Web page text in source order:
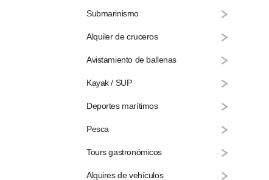
Submarinismo
Alquiler de cruceros
Avistamiento de ballenas
Kayak / SUP
Deportes marítimos
Pesca
Tours gastronómicos
Alquires de vehículos